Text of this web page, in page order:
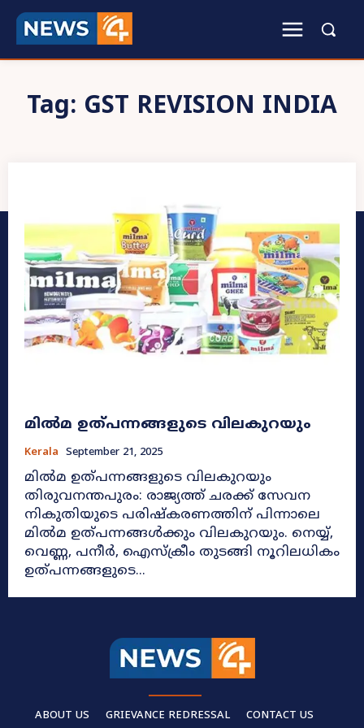
Tag: GST REVISION INDIA
മില്‍മ ഉത്പന്നങ്ങളുടെ വിലകുറയും
Kerala September 21, 2025
മില്‍മ ഉത്പന്നങ്ങളുടെ വിലകുറയും
തിരുവനന്തപുരം: രാജ്യത്ത് ചരക്ക് സേവന
നികുതിയുടെ പരിഷ്‌കരണത്തിന് പിന്നാലെ
മില്‍മ ഉത്പന്നങ്ങള്‍ക്കും വിലകുറയും. നെയ്യ്,
വെണ്ണ, പനീര്‍, ഐസ്‌ക്രീം തുടങ്ങി നൂറിലധികം
ഉത്പന്നങ്ങളുടെ...
ABOUT US GRIEVANCE REDRESSAL CONTACT US